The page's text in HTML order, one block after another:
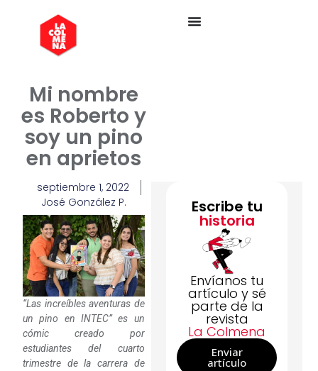
Mi nombre
es Roberto y
soy un pino
en aprietos
septiembre 1, 2022
José González P.
“Las increíbles aventuras de
un pino en INTEC” es un
cómic creado por
estudiantes del cuarto
trimestre de la carrera de
Escribe tu
historia
Envíanos tu
artículo y sé
parte de la
revista
La Colmena
Enviar
artículo